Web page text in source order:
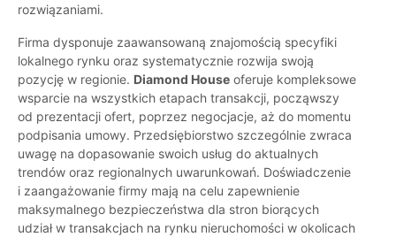
rozwiązaniami.
Firma dysponuje zaawansowaną znajomością specyfiki
lokalnego rynku oraz systematycznie rozwija swoją
pozycję w regionie. Diamond House oferuje kompleksowe
wsparcie na wszystkich etapach transakcji, począwszy
od prezentacji ofert, poprzez negocjacje, aż do momentu
podpisania umowy. Przedsiębiorstwo szczególnie zwraca
uwagę na dopasowanie swoich usług do aktualnych
trendów oraz regionalnych uwarunkowań. Doświadczenie
i zaangażowanie firmy mają na celu zapewnienie
maksymalnego bezpieczeństwa dla stron biorących
udział w transakcjach na rynku nieruchomości w okolicach